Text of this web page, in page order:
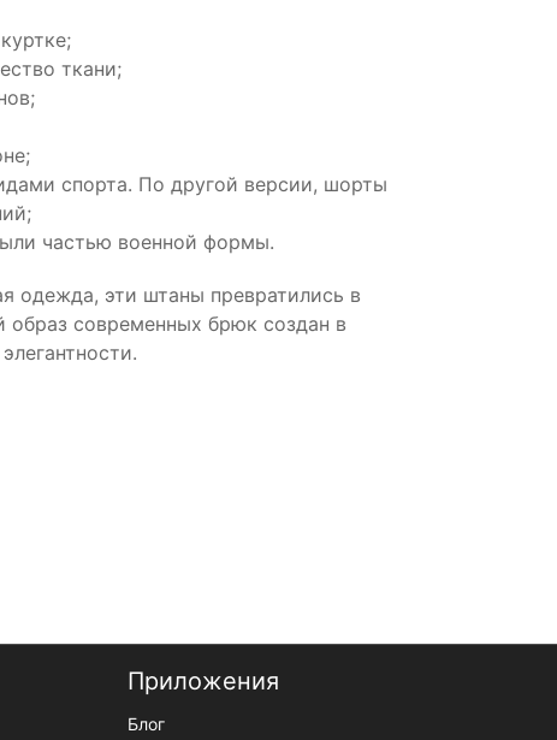
ткани;
спорта. По другой версии, шорты
частью военной формы.
одежда, эти штаны превратились в
образ современных брюк создан в
Приложения
Блог